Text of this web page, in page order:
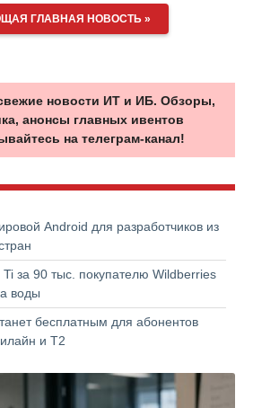
ГЛАВНАЯ НОВОСТЬ »
новости ИТ и ИБ. Обзоры,
анонсы главных ивентов
на телеграм-канал!
Android для разработчиков из
за 90 тыс. покупателю Wildberries
воды
бесплатным для абонентов
и Т2